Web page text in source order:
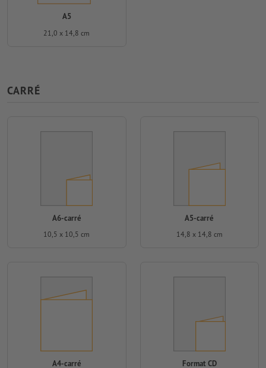
A5
21,0 x 14,8 cm
CARRÉ
A6-carré
10,5 x 10,5 cm
A5-carré
14,8 x 14,8 cm
A4-carré Format CD